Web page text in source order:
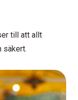
till att allt
säkert.